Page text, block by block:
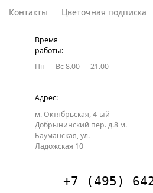
Контакты
Цветочная подписка
Время
работы:
Пн — Вс8.00 — 21.00
Адрес:
м. Октябрьская, 4-ый
Добрынинский пер. д.8м.
Бауманская, ул.
Ладожская 10
+7 (495)